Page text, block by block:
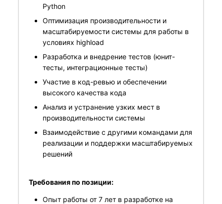
Python
Оптимизация производительности и
масштабируемости системы для работы в
условиях highload
Разработка и внедрение тестов (юнит-
тесты, интеграционные тесты)
Участие в код-ревью и обеспечении
высокого качества кода
Анализ и устранение узких мест в
производительности системы
Взаимодействие с другими командами для
реализации и поддержки масштабируемых
решений
Требования по позиции:
Опыт работы от 7 лет в разработке на